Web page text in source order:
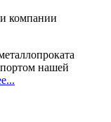
компании
нашей